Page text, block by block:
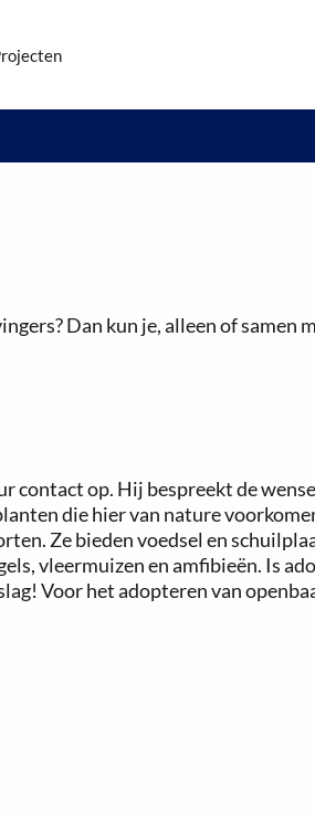
Dan kun je, alleen of samen
op. Hij bespreekt de
die hier van nature
Ze bieden voedsel en
vleermuizen en amfibieën. Is
Voor het adopteren van